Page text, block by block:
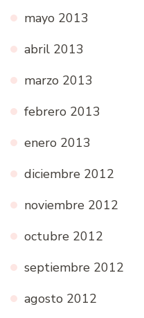
mayo 2013
abril 2013
marzo 2013
febrero 2013
enero 2013
diciembre 2012
noviembre 2012
octubre 2012
septiembre 2012
agosto 2012